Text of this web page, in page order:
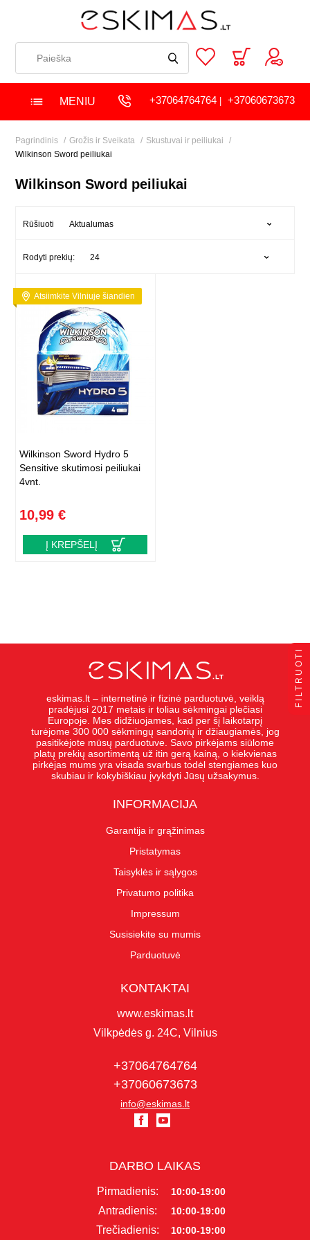
MENIU +37064764764| +37060673673
Pagrindinis Grožis ir Sveikata
Skustuvai ir peiliukai
Wilkinson Sword peiliukai
Wilkinson Sword peiliukai
Rūšiuoti Aktualumas
Rodyti prekių: 24
Atsiimkite Vilniuje šiandien
Wilkinson Sword Hydro 5
Sensitive skutimosi peiliukai
4vnt.
10,99 €
Į KREPŠELĮ
eskimas.lt – internetinė ir fizinė parduotuvė, veiklą
pradėjusi 2017 metais ir toliau sėkmingai plečiasi
Europoje. Mes didžiuojames, kad per šį laikotarpį
turėjome 300 000 sėkmingų sandorių ir džiaugiamės, jog
pasitikėjote mūsų parduotuve. Savo pirkėjams siūlome
platų prekių asortimentą už itin gerą kainą, o kiekvienas
pirkėjas mums yra visada svarbus todėl stengiames kuo
skubiau ir kokybiškiau įvykdyti Jūsų užsakymus.
INFORMACIJA
Garantija ir grąžinimas
Pristatymas
Taisyklės ir sąlygos
Privatumo politika
Impressum
Susisiekite su mumis
Parduotuvė
KONTAKTAI
www.eskimas.lt
Vilkpėdės g. 24C, Vilnius
+37064764764
+37060673673
info@eskimas.lt
DARBO LAIKAS
Pirmadienis: 10:00-19:00
Antradienis: 10:00-19:00
Trečiadienis: 10:00-19:00
FILTRUOTI